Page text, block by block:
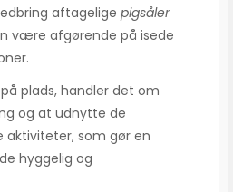
aftagelige pigsåler
være afgørende på isede
plads, handler det om
og at udnytte de
aktiviteter, som gør en
hyggelig og